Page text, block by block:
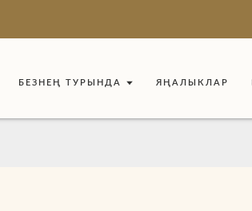
БЕЗНЕҢ ТУРЫНДА ЯҢАЛЫКЛАР